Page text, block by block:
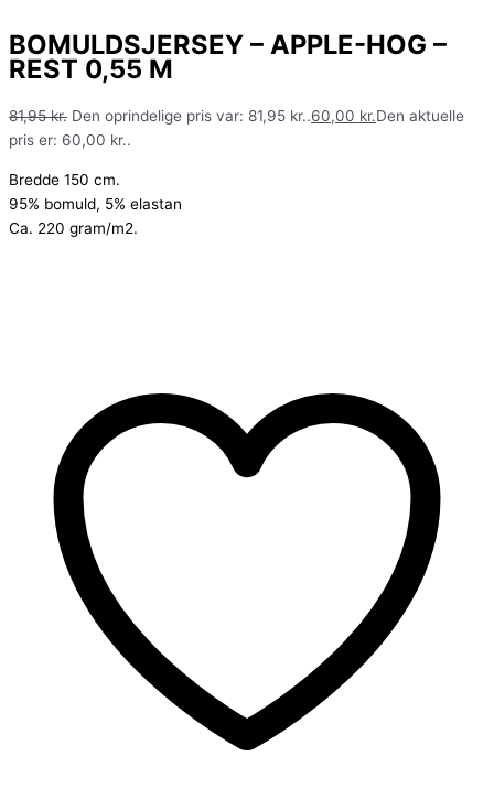
BOMULDSJERSEY – APPLE-HOG –
REST 0,55 M
81,95kr. Den oprindelige pris var: 81,95 kr..60,00 kr.Den aktuelle
pris er: 60,00 kr..
Bredde 150 cm.
95% bomuld, 5% elastan
Ca. 220 gram/m2.